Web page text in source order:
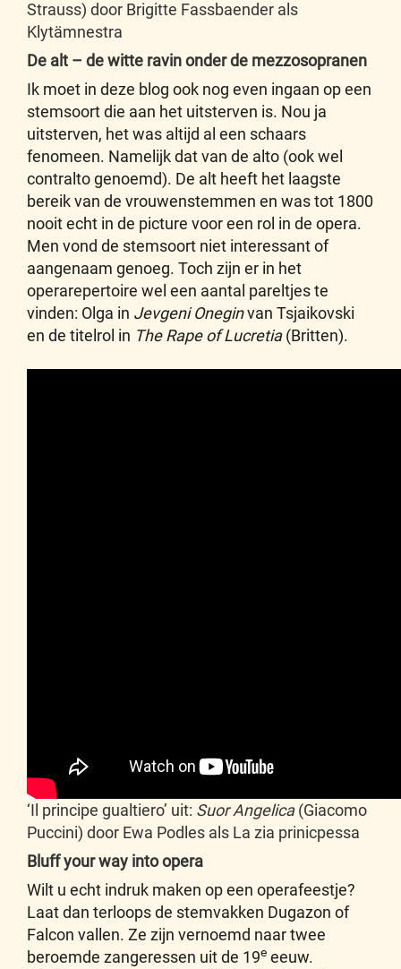
Strauss) door Brigitte Fassbaender als
Klytämnestra
De alt – de witte ravin onder de mezzosopranen
Ik moet in deze blog ook nog even ingaan op een
stemsoort die aan het uitsterven is. Nou ja
uitsterven, het was altijd al een schaars
fenomeen. Namelijk dat van de alto (ook wel
contralto genoemd). De alt heeft het laagste
bereik van de vrouwenstemmen en was tot 1800
nooit echt in de picture voor een rol in de opera.
Men vond de stemsoort niet interessant of
aangenaam genoeg. Toch zijn er in het
operarepertoire wel een aantal pareltjes te
vinden: Olga in Jevgeni Oneginvan Tsjaikovski
en de titelrol in The Rape of Lucretia(Britten).
‘Il principe gualtiero’ uit: Suor Angelica(Giacomo
Puccini) door Ewa Podles als La zia prinicpessa
Bluff your way into opera
Wilt u echt indruk maken op een operafeestje?
Laat dan terloops de stemvakken Dugazon of
Falcon vallen. Ze zijn vernoemd naar twee
beroemde zangeressen uit de 19e eeuw.